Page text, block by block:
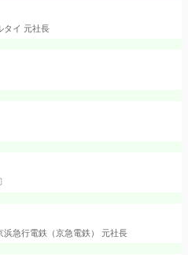
タイ 元社長
浜急行電鉄（京急電鉄） 元社長